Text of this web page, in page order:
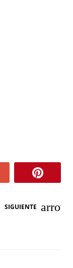
SIGUIENTE